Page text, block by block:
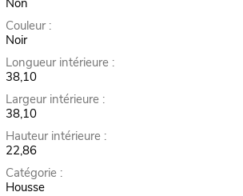
Couleur :
Noir
Longueur intérieure :
38,10
Largeur intérieure :
38,10
Hauteur intérieure :
22,86
Catégorie :
Housse